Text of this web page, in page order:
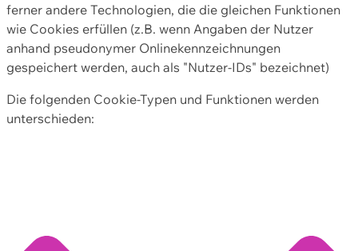
ferner andere Technologien, die die gleichen Funktionen
wie Cookies erfüllen (z.B. wenn Angaben der Nutzer
anhand pseudonymer Onlinekennzeichnungen
gespeichert werden, auch als "Nutzer-IDs" bezeichnet)
Die folgenden Cookie-Typen und Funktionen werden
unterschieden: